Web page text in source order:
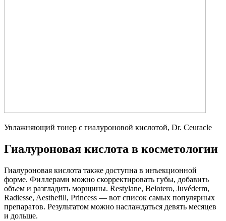
Увлажняющий тонер с гиалуроновой кислотой, Dr. Ceuracle
Гиалуроновая кислота в косметологии
Гиалуроновая кислота также доступна в инъекционной
форме. Филлерами можно скорректировать губы, добавить
объем и разгладить морщины. Restylane, Belotero, Juvéderm,
Radiesse, Aesthefill, Princess — вот список самых популярных
препаратов. Результатом можно наслаждаться девять месяцев
и дольше.